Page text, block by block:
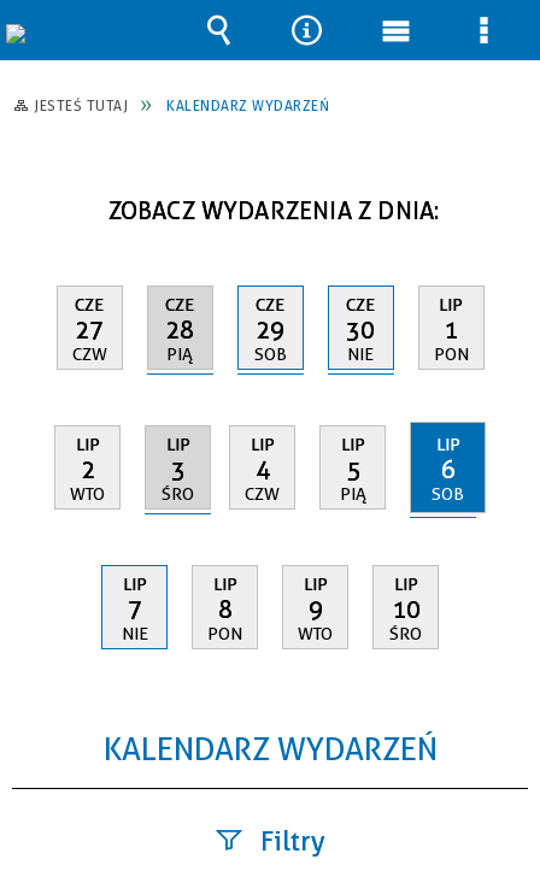
JESTEŚ TUTAJ KALENDARZ WYDARZEŃ
ZOBACZ WYDARZENIA Z DNIA:
CZE
27
CZW
CZE
28
PIĄ
CZE
29
SOB
CZE
30
NIE
LIP
1
PON
LIP
2
WTO
LIP
3
ŚRO
LIP
4
CZW
LIP
5
PIĄ
LIP
6
SOB
LIP
7
NIE
LIP
8
PON
LIP
9
WTO
LIP
10
ŚRO
KALENDARZ WYDARZEŃ
Filtry
Wyszukiwarka
Narzędzia
Menu Menu